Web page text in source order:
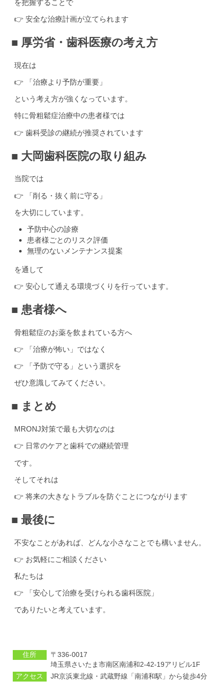
を把握することで
👉 安全な治療計画が立てられます
■ 厚労省・歯科医療の考え方
現在は
👉 「治療より予防が重要」
という考え方が強くなっています。
特に骨粗鬆症治療中の患者様では
👉 歯科受診の継続が推奨されています
■ 大岡歯科医院の取り組み
当院では
👉 「削る・抜く前に守る」
を大切にしています。
予防中心の診療
患者様ごとのリスク評価
無理のないメンテナンス提案
を通して
👉 安心して通える環境づくりを行っています。
■ 患者様へ
骨粗鬆症のお薬を飲まれている方へ
👉 「治療が怖い」ではなく
👉 「予防で守る」という選択を
ぜひ意識してみてください。
■ まとめ
MRONJ対策で最も大切なのは
👉 日常のケアと歯科での継続管理
です。
そしてそれは
👉 将来の大きなトラブルを防ぐことにつながります
■ 最後に
不安なことがあれば、どんな小さなことでも構いません。
👉 お気軽にご相談ください
私たちは
👉 「安心して治療を受けられる歯科医院」
でありたいと考えています。
住所
〒336-0017
埼⽟県さいたま市南区南浦和2-42-19アリビル1F
アクセス
JR京浜東北線・武蔵野線「南浦和駅」から徒歩4分